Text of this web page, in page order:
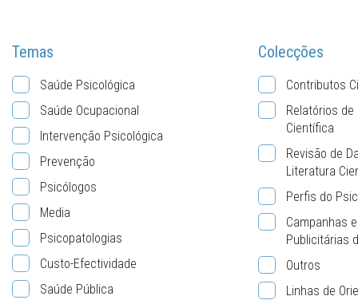
Temas
Saúde Psicológica
Saúde Ocupacional
Intervenção Psicológica
Prevenção
Psicólogos
Media
Psicopatologias
Custo-Efectividade
Saúde Pública
Colecções
Contributos
Relatórios de
Científica
Revisão de
Literatura
Perfis do
Campanhas
Publicitárias
Outros
Linhas de